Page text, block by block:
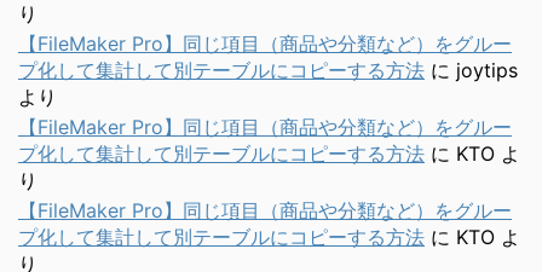
り
【FileMaker Pro】同じ項目（商品や分類など）をグルー
プ化して集計して別テーブルにコピーする方法 に joytips
より
【FileMaker Pro】同じ項目（商品や分類など）をグルー
プ化して集計して別テーブルにコピーする方法 に KTO よ
り
【FileMaker Pro】同じ項目（商品や分類など）をグルー
プ化して集計して別テーブルにコピーする方法 に KTO よ
り